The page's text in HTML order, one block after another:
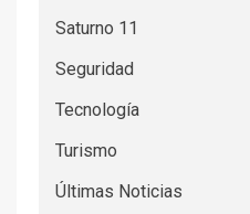
Saturno 11
Seguridad
Tecnología
Turismo
Últimas Noticias